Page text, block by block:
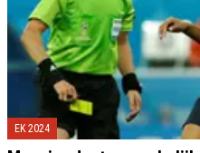
EK 2024